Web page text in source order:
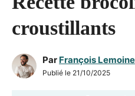
croustillants
Par François Lemoine
Publié le 21/10/2025